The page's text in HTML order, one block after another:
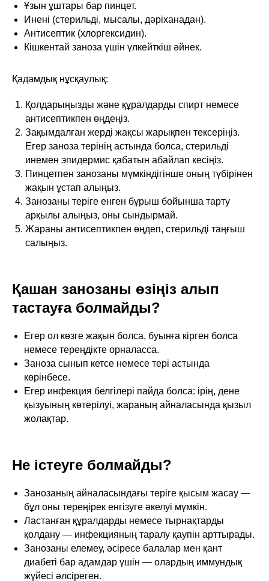
Ұзын ұштары бар пинцет.
Инені (стерильді, мысалы, дәріханадан).
Антисептик (хлоргексидин).
Кішкентай заноза үшін үлкейткіш әйнек.
Қадамдық нұсқаулық:
Қолдарыңызды және құралдарды спирт немесе
антисептикпен өңдеңіз.
Зақымдалған жерді жақсы жарықпен тексеріңіз.
Егер заноза терінің астында болса, стерильді
инемен эпидермис қабатын абайлап кесіңіз.
Пинцетпен занозаны мүмкіндігінше оның түбірінен
жақын ұстап алыңыз.
Занозаны теріге енген бұрыш бойынша тарту
арқылы алыңыз, оны сындырмай.
Жараны антисептикпен өңдеп, стерильді таңғыш
салыңыз.
Қашан занозаны өзіңіз алып
тастауға болмайды?
Егер ол көзге жақын болса, буынға кірген болса
немесе тереңдікте орналасса.
Заноза сынып кетсе немесе тері астында
көрінбесе.
Егер инфекция белгілері пайда болса: ірің, дене
қызуының көтерілуі, жараның айналасында қызыл
жолақтар.
Не істеуге болмайды?
Занозаның айналасындағы теріге қысым жасау —
бұл оны тереңірек енгізуге әкелуі мүмкін.
Ластанған құралдарды немесе тырнақтарды
қолдану — инфекцияның таралу қаупін арттырады.
Занозаны елемеу, әсіресе балалар мен қант
диабеті бар адамдар үшін — олардың иммундық
жүйесі әлсіреген.